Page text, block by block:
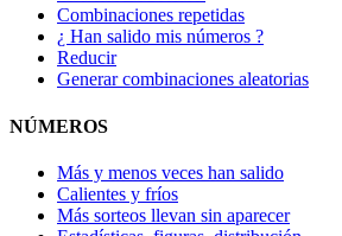
Combinaciones repetidas
¿ Han salido mis números ?
Reducir
Generar combinaciones aleatorias
NÚMEROS
Más y menos veces han salido
Calientes y fríos
Más sorteos llevan sin aparecer